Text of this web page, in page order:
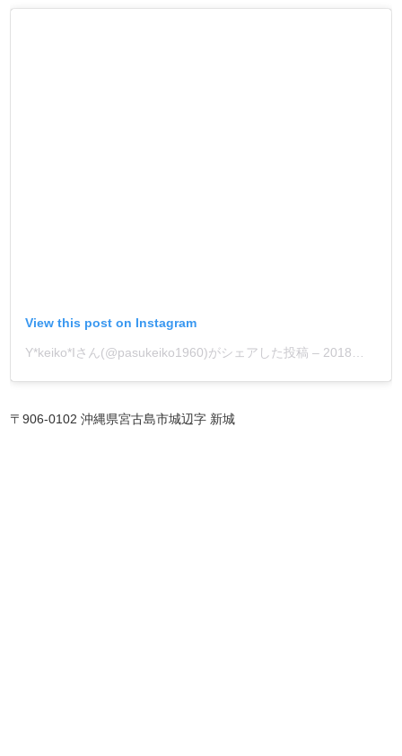
View this post on Instagram
Y*keiko*Iさん(@pasukeiko1960)がシェアした投稿 – 2018年10月月3日午後10時17分PDT
〒906-0102 沖縄県宮古島市城辺字 新城